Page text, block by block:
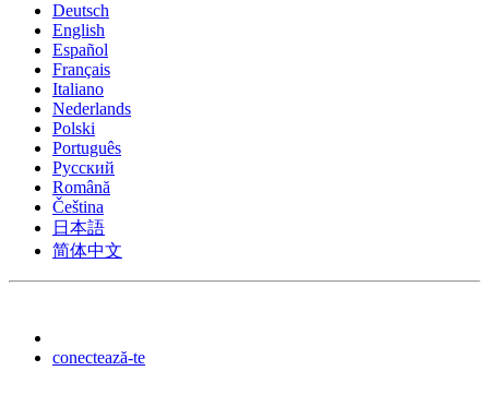
Deutsch
English
Español
Français
Italiano
Nederlands
Polski
Português
Pусский
Română
Čeština
日本語
简体中文
conectează-te